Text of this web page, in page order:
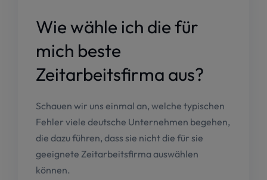
Wie wähle ich die für
mich beste
Zeitarbeitsfirma aus?
Schauen wir uns einmal an, welche typischen
Fehler viele deutsche Unternehmen begehen,
die dazu führen, dass sie nicht die für sie
geeignete Zeitarbeitsfirma auswählen
können.